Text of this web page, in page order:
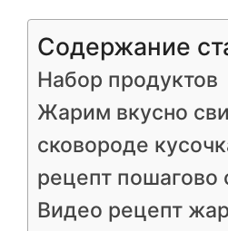
Содержание
Набор продуктов
Жарим вкусно
сковороде
рецепт пошагово
Видео рецепт